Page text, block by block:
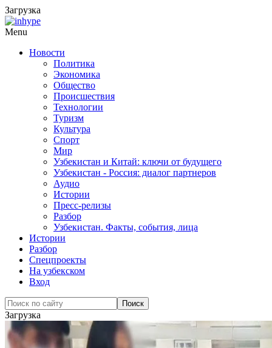
Загрузка
Menu
Новости
Политика
Экономика
Общество
Происшествия
Технологии
Туризм
Культура
Спорт
Мир
Узбекистан и Китай: ключи от будущего
Узбекистан - Россия: диалог партнеров
Аудио
Истории
Пресс-релизы
Разбор
Узбекистан. Факты, события, лица
Истории
Разбор
Спецпроекты
На узбекском
Вход
Загрузка